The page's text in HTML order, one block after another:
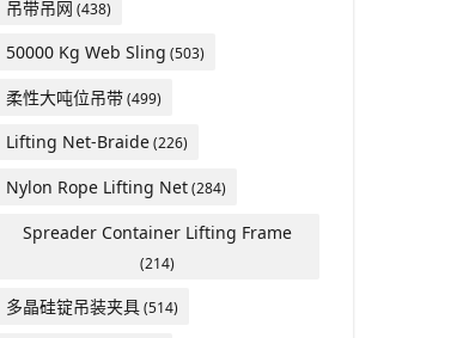
吊带吊网 (438)
50000 Kg Web Sling (503)
柔性大吨位吊带(499)
Lifting Net-Braide(226)
Nylon Rope Lifting Net(284)
Spreader Container Lifting Frame
(214)
多晶硅锭吊装夹具(514)